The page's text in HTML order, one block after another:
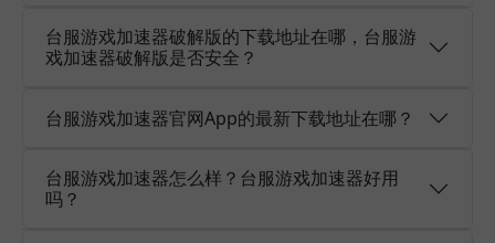
台服游戏加速器破解版的下载地址在哪，台服游
戏加速器破解版是否安全？
台服游戏加速器官网App的最新下载地址在哪？
台服游戏加速器怎么样？台服游戏加速器好用
吗？